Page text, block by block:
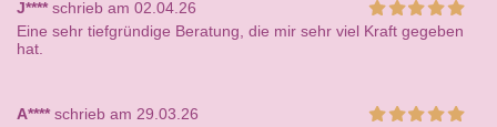
J****schrieb am 02.04.26
Eine sehr tiefgründige Beratung, die mir sehr viel Kraft gegeben
hat.
A****schrieb am 29.03.26